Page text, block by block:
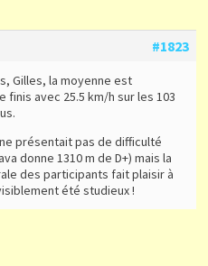
#1823
Gilles, la moyenne est
finis avec 25.5 km/h sur les 103
présentait pas de difficulté
donne 1310 m de D+) mais la
des participants fait plaisir à
été studieux !